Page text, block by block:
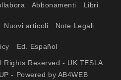
Abbonamenti Libri
Nuovi articoli Note Legali
Ed. Español
Rights Reserved - UK TESLA
- Powered by AB4WEB